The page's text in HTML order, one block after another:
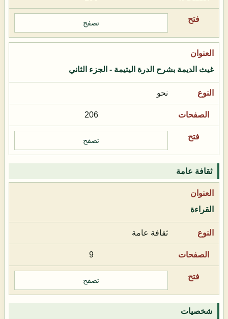
تصفح
غيث الديمة بشرح الدرة اليتيمة - الجزء الثاني
نحو
206
تصفح
ثقافة عامة
القراءة
ثقافة عامة
9
تصفح
شخصيات